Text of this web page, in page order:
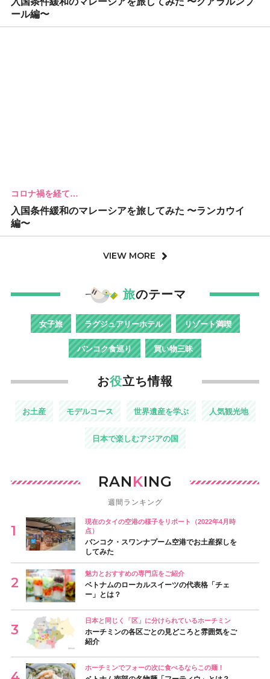
ール編〜
コロナ禍を経て…
入国条件緩和のマレーシアを旅してみた 〜ランカウイ
編〜
VIEW MORE
旅のテーマ
女子旅 ラグジュアリーホテル リゾート満喫
バンコク食巡り 買い物三昧
お役立ち情報
お土産 モデルコース 世界遺産を学ぶ 人気観光地
日本で楽しむアジアの国
RANKING
週間ランキング
現在のタイの空港の様子をリポート（2022年4月時
点）
バンコク・スワンナプーム空港でお土産探しを
してみた
魅力とおすすめの専門店をご紹介
ベトナムのローカルスイーツの代表格「チェ
ー」とは？
日本と同じく「区」に分けられているホーチミン
ホーチミンの各区ごとの見どころと雰囲気をご
紹介
ホーチミンでフォーの次に食べるならこの麺！